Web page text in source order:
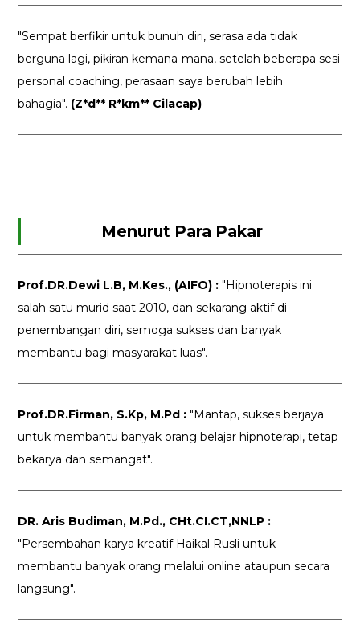
"Sempat berfikir untuk bunuh diri, serasa ada tidak
berguna lagi, pikiran kemana-mana, setelah beberapa sesi
personal coaching, perasaan saya berubah lebih
bahagia". (Z*d** R*km** Cilacap)
Menurut Para Pakar
Prof.DR.Dewi L.B, M.Kes., (AIFO) :"Hipnoterapis ini
salah satu murid saat 2010, dan sekarang aktif di
penembangan diri, semoga sukses dan banyak
membantu bagi masyarakat luas".
Prof.DR.Firman, S.Kp, M.Pd : "Mantap, sukses berjaya
untuk membantu banyak orang belajar hipnoterapi, tetap
bekarya dan semangat".
DR. Aris Budiman, M.Pd., CHt.CI.CT,NNLP :
"Persembahan karya kreatif Haikal Rusli untuk
membantu banyak orang melalui online ataupun secara
langsung".